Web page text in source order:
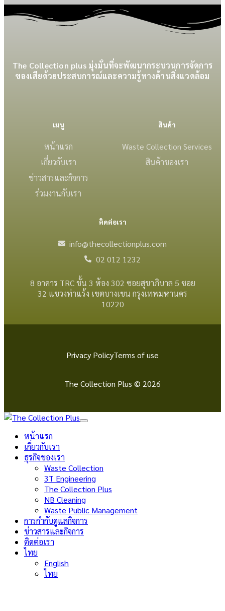
The Collection plus มุ่งมั่นที่จะพัฒนากระบวนการจัดการ
ของเสียด้วยประสบการณ์และความรู้ทางด้านสิ่งแวดล้อม
เมนู
หน้าแรก
เกี่ยวกับเรา
ข่าวสารและกิจการ
ร่วมงานกับเรา
สินค้า
Waste Collection Services
สินค้าของเรา
ติดต่อเรา
info@thecollectionplus.com
02 012 1232
8 อาคาร TRC ชั้น 3 ห้อง 302 ซอยสุขาภิบาล 5 ซอย
32 แขวงท่าแร้ง เขตบางเขน กรุงเทพมหานคร
10220
The Collection Plus © 2026
Privacy PolicyTerms of use
หน้าแรก
เกี่ยวกับเรา
ธุรกิจของเรา
Waste Collection
3T Engineering
The Collection Plus
NB Cleaning
Waste Public Management
การกำกับดูแลกิจการ
ข่าวสารและกิจการ
ติดต่อเรา
ไทย
English
ไทย